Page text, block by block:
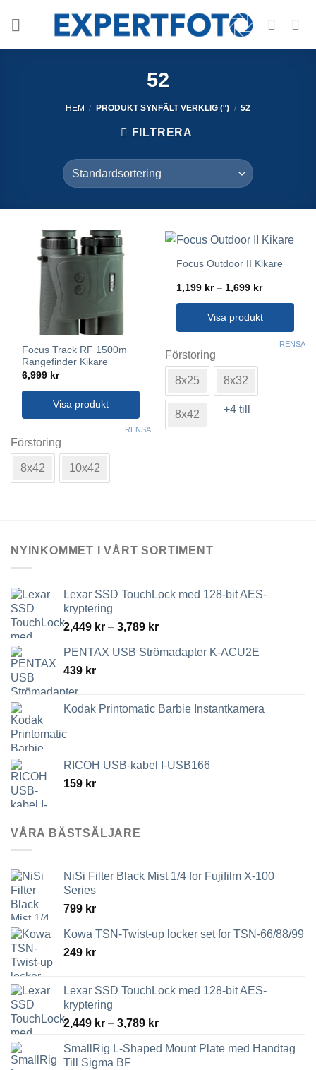
52
HEM / PRODUKT SYNFÄLT VERKLIG (°) / 52
FILTRERA
Focus Track RF 1500m
Rangefinder Kikare
6,999 kr
Visa produkt
här
produkten
har
flera
alternativen
på
produktsidan
Förstoring
8x42 10x42
RENSA
Focus Outdoor II Kikare
1,199 kr – 1,699 krPrisintervall:
till
1,699 kr
Visa produkt
här
produkten
har
flera
varianter.
De
Förstoring
8x25 8x32
8x42 +4 till
RENSA
NYINKOMMET I VÅRT SORTIMENT
Lexar SSD TouchLock med 128-bit AES-
kryptering
2,449 kr – 3,789 krPrisintervall:
till
PENTAX USB Strömadapter K-ACU2E
439 kr
Kodak Printomatic Barbie Instantkamera
RICOH USB-kabel I-USB166
159 kr
VÅRA BÄSTSÄLJARE
NiSi Filter Black Mist 1/4 for Fujifilm X-100
Series
799 kr
Kowa TSN-Twist-up locker set for TSN-66/88/99
249 kr
Lexar SSD TouchLock med 128-bit AES-
kryptering
2,449 kr – 3,789 krPrisintervall:
till
SmallRig L-Shaped Mount Plate med Handtag
Till Sigma BF